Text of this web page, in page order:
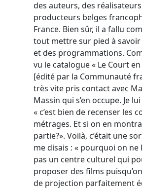
des auteurs, des
producteurs belges
France. Bien sûr, il a fallu
tout mettre sur pied à
et des programmations.
vu le catalogue « Le Court
[édité par la Communauté
très vite pris contact avec
Massin qui s’en occupe. Je
« c’est bien de recenser les
métrages. Et si on en
partie?». Voilà, c’était une
me disais : « pourquoi on ne
pas un centre culturel qui
proposer des films
de projection parfaitement